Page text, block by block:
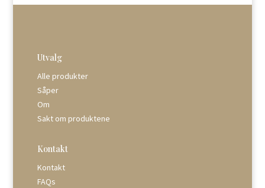
Utvalg
Alle produkter
Såper
Om
Sakt om produktene
Kontakt
Kontakt
FAQs